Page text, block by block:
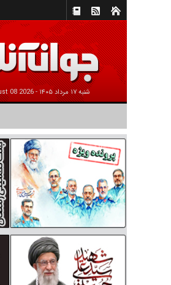
شنبه ۱۷ مرداد ۱۴۰۵ - 2026 August 08